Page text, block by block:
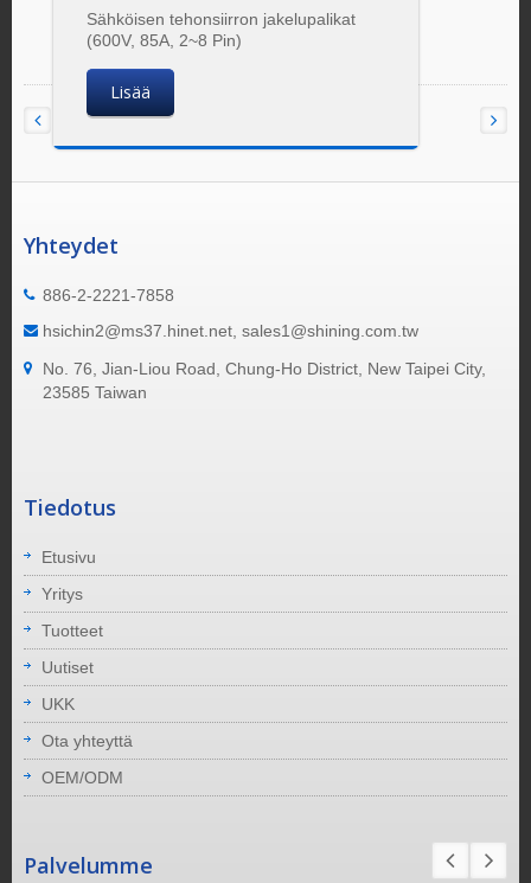
Sähköisen tehonsiirron jakelupalikat
(600V, 85A, 2~8 Pin)
Lisää
Yhteydet
886-2-2221-7858
hsichin2@ms37.hinet.net, sales1@shining.com.tw
No. 76, Jian-Liou Road, Chung-Ho District, New Taipei City,
23585 Taiwan
Tiedotus
Etusivu
Yritys
Tuotteet
Uutiset
UKK
Ota yhteyttä
OEM/ODM
Palvelumme